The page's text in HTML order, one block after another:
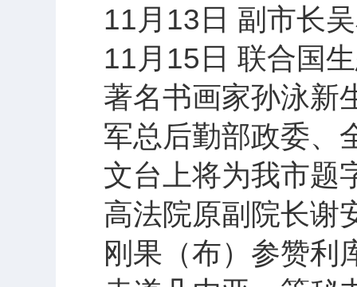
11月13日 副市长
11月15日 联合国
著名书画家孙泳新
军总后勤部政委、
文台上将为我市题
高法院原副院长谢
刚果（布）参赞利